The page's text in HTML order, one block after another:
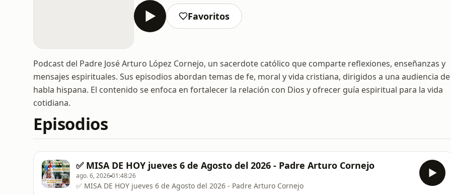
Favoritos
Podcast del Padre José Arturo López Cornejo, un sacerdote católico que comparte reflexiones, enseñanzas y
mensajes espirituales. Sus episodios abordan temas de fe, moral y vida cristiana, dirigidos a una audiencia de
habla hispana. El contenido se enfoca en fortalecer la relación con Dios y ofrecer guía espiritual para la vida
cotidiana.
Episodios
✅ MISA DE HOY jueves 6 de Agosto del 2026 - Padre Arturo Cornejo
ago. 6, 202601:48:26
✅ MISA DE HOY jueves 6 de Agosto del 2026 - Padre Arturo Cornejo